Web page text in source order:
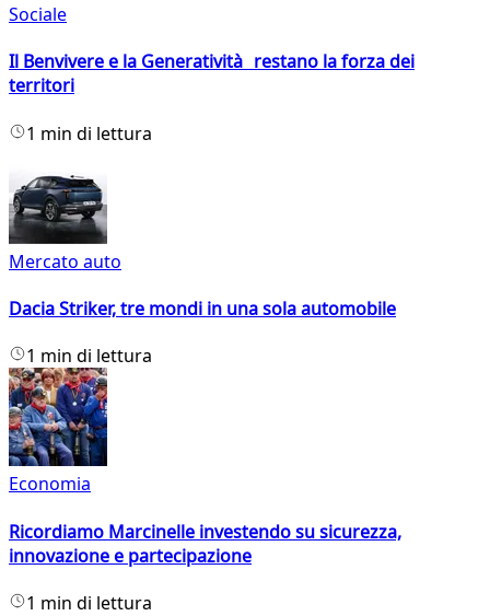
Sociale
Il Benvivere e la Generatività restano la forza dei
territori
1 min di lettura
Mercato auto
Dacia Striker, tre mondi in una sola automobile
1 min di lettura
Economia
Ricordiamo Marcinelle investendo su sicurezza,
innovazione e partecipazione
1 min di lettura